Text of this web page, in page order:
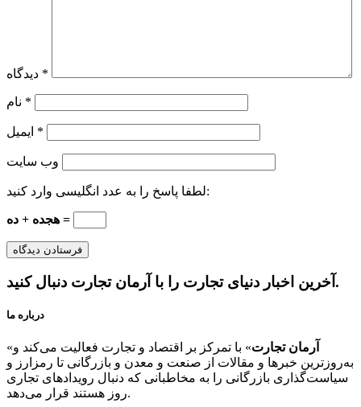
*
*
*
وب‌ سایت
لطفا پاسخ را به عدد انگلیسی وارد کنید:
هجده + ده =
آخرین اخبار دنیای تجارت را با آرمان تجارت دنبال کنید.
درباره ما
« آرمان تجارت» با تمرکز بر اقتصاد و تجارت فعالیت می‌کند و
به‌روزترین خبرها و مقالات از صنعت و معدن و بازرگانی تا رمزارز و
سیاست‌گذاری بازرگانی را به مخاطبانی که دنبال رویدادهای تجاری
روز هستند قرار می‌دهد.